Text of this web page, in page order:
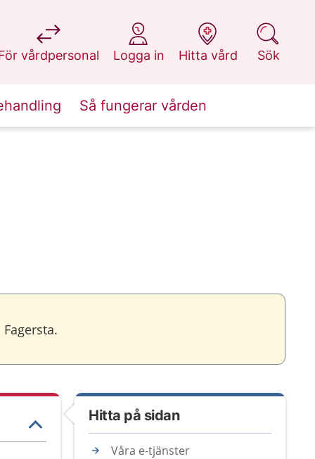
vårdpersonal
på 1177.se
Logga in
på 1177.se
Hitta vård
på 1177.se
Sök
på 1177.se
Så fungerar vården
Hitta på sidan
Våra e-tjänster